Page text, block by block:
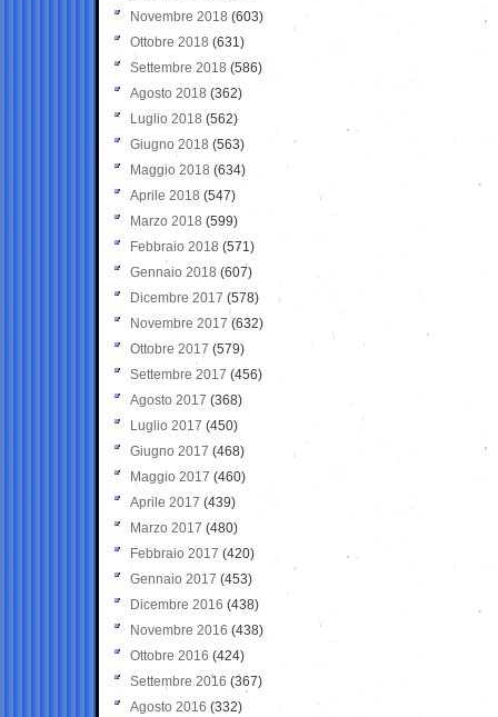
Novembre 2018 (603)
Ottobre 2018 (631)
Settembre 2018 (586)
Agosto 2018 (362)
Luglio 2018 (562)
Giugno 2018 (563)
Maggio 2018 (634)
Aprile 2018 (547)
Marzo 2018 (599)
Febbraio 2018 (571)
Gennaio 2018 (607)
Dicembre 2017 (578)
Novembre 2017 (632)
Ottobre 2017 (579)
Settembre 2017 (456)
Agosto 2017 (368)
Luglio 2017 (450)
Giugno 2017 (468)
Maggio 2017 (460)
Aprile 2017 (439)
Marzo 2017 (480)
Febbraio 2017 (420)
Gennaio 2017 (453)
Dicembre 2016 (438)
Novembre 2016 (438)
Ottobre 2016 (424)
Settembre 2016 (367)
Agosto 2016 (332)